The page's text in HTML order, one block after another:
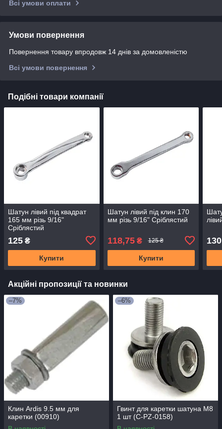
Всі умови оплати
Умови повернення
Повернення товару впродовж 14 днів за домовленістю
Всі умови повернення
Подібні товари компанії
Шатун лівий під квадрат
165 мм різь 9/16"
Сріблястий
125 ₴
Купити
Шатун лівий під клин 170
мм різь 9/16" Сріблястий
118,75₴ 125 ₴
Купити
130
Акційні пропозиції та новинки
–7%
Клин Ardis 9.5 мм для
каретки (00910)
–6%
Гвинт для каретки шатуна M8
1 шт (C-PZ-0158)